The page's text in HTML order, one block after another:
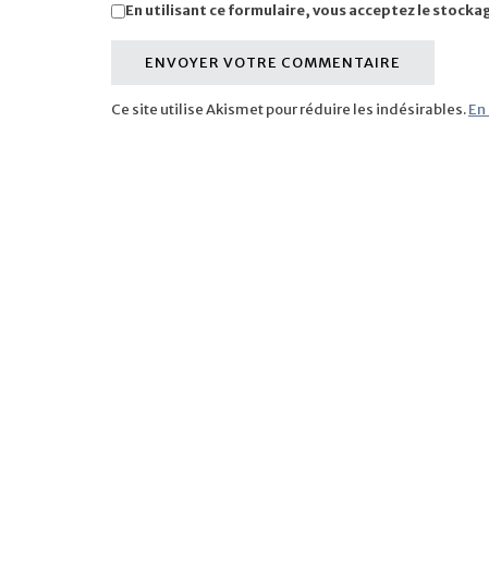
En utilisant ce formulaire, vous acceptez le
Ce site utilise Akismet pour réduire les indésirables.